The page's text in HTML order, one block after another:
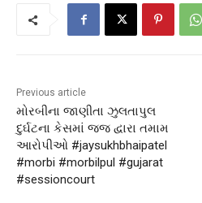
Previous article
મોરબીના જાણીતા ઝુલતાપુલ
દુર્ઘટના કેસમાં જજ દ્વારા તમામ
આરોપીઓ #jaysukhbhaipatel
#morbi #morbilpul #gujarat
#sessioncourt